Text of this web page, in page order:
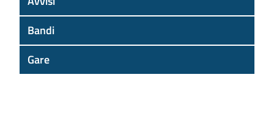
Bandi
Gare